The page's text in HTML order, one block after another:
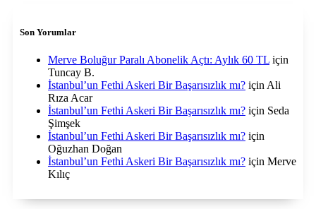
Son Yorumlar
Merve Boluğur Paralı Abonelik Açtı: Aylık 60 TL için
Tuncay B.
İstanbul’un Fethi Askeri Bir Başarısızlık mı? için Ali
Rıza Acar
İstanbul’un Fethi Askeri Bir Başarısızlık mı? için Seda
Şimşek
İstanbul’un Fethi Askeri Bir Başarısızlık mı? için
Oğuzhan Doğan
İstanbul’un Fethi Askeri Bir Başarısızlık mı? için Merve
Kılıç